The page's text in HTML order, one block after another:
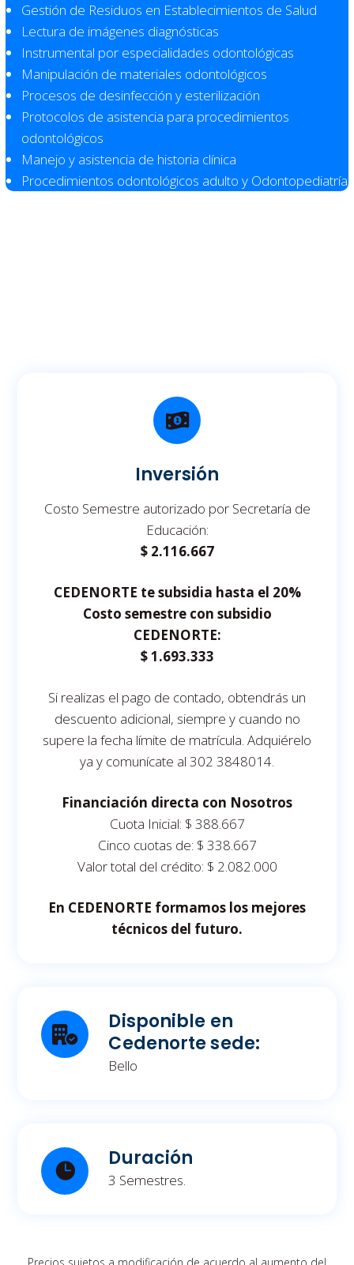
Gestión de Residuos en Establecimientos de Salud
Lectura de imágenes diagnósticas
Instrumental por especialidades odontológicas
Manipulación de materiales odontológicos
Procesos de desinfección y esterilización
Protocolos de asistencia para procedimientos
odontológicos
Manejo y asistencia de historia clínica
Procedimientos odontológicos adulto y Odontopediatría
Inversión
Costo Semestre autorizado por Secretaría de
Educación:
$ 2.116.667
CEDENORTE te subsidia hasta el 20%
Costo semestre con subsidio
CEDENORTE:
$ 1.693.333
Si realizas el pago de contado, obtendrás un
descuento adicional, siempre y cuando no
supere la fecha límite de matrícula. Adquiérelo
ya y comunícate al 302 3848014.
Financiación directa con Nosotros
Cuota Inicial: $ 388.667
Cinco cuotas de: $ 338.667
Valor total del crédito: $ 2.082.000
En CEDENORTE formamos los mejores
técnicos del futuro.
Disponible en
Cedenorte sede:
Bello
Duración
3 Semestres.